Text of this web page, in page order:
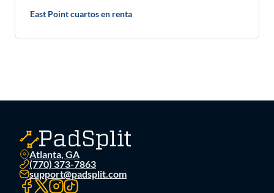
East Point cuartos en renta
Atlanta, GA
(770) 373-7863
support@padsplit.com